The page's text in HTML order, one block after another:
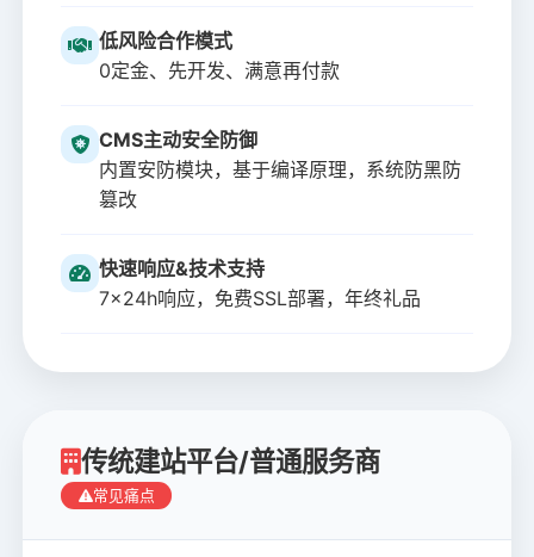
低风险合作模式
0定金、先开发、满意再付款
CMS主动安全防御
内置安防模块，基于编译原理，系统防黑防
篡改
快速响应&技术支持
7x24h响应，免费SSL部署，年终礼品
传统建站平台/普通服务商
常见痛点